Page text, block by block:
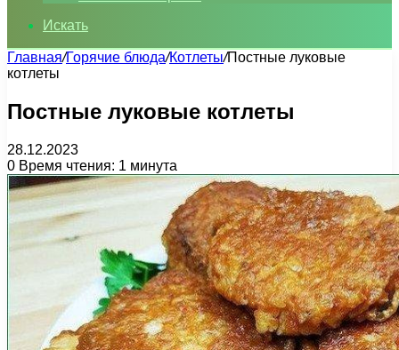
Искать
Главная/Горячие блюда/Котлеты/Постные луковые
котлеты
Постные луковые котлеты
28.12.2023
0 Время чтения: 1 минута